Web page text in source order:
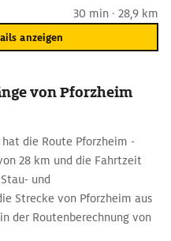
30 min · 28,9 km
anzeigen
von Pforzheim
die Route Pforzheim -
28 km und die Fahrtzeit
und
Strecke von Pforzheim aus
der Routenberechnung von